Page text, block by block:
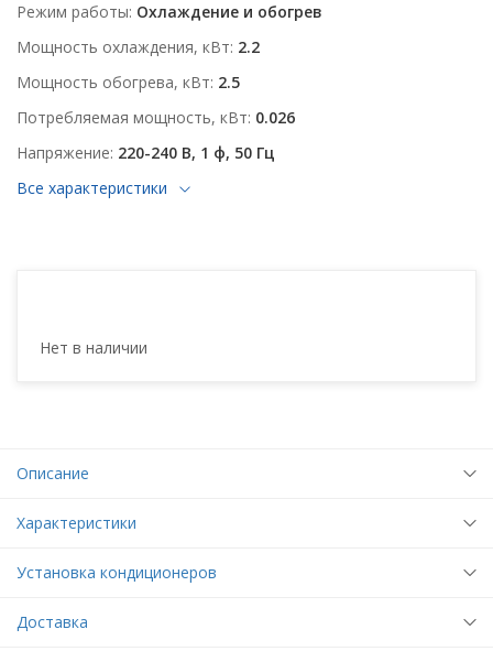
Режим работы Охлаждение и обогрев
Мощность охлаждения, кВт 2.2
Мощность обогрева, кВт 2.5
Потребляемая мощность, кВт 0.026
Напряжение 220-240 В, 1 ф, 50 Гц
Все характеристики
Нет в наличии
Описание
Характеристики
Установка кондиционеров
Доставка